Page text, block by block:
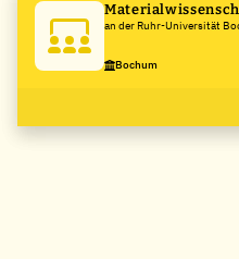
an der Ruhr-Universität
Bochum